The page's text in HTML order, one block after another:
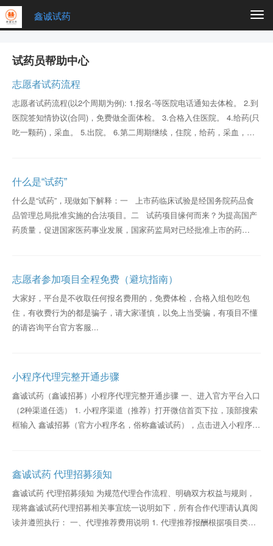
鑫诚试药
试药员帮助中心
志愿者试药流程
志愿者试药流程(以2个周期为例): 1.报名-等医院电话通知去体检。 2.到
医院签知情协议(合同)，免费做全面体检。 3.合格入住医院。 4.给药(只
吃一颗药)，采血。 5.出院。 6.第二周期继续，住院，给药，采血，
什么是“试药”
什么是“试药”，现做如下解释：一 上市药临床试验是经国务院药品食
品管理总局批准实施的合法项目。二 试药项目缘何而来？为提高国产
药质量，促进国家医药事业发展，国家药监局对已经批准上市的药
志愿者参加项目全程免费（避坑指南）
大家好，平台是不收取任何报名费用的，免费体检，合格入组包吃包
住，有收费行为的都是骗子，请大家谨慎，以免上当受骗，有项目不懂
的请咨询平台官方客服...
小程序代理完整开通步骤
鑫诚试药（鑫诚招募）小程序代理完整开通步骤 一、进入官方平台入口
（2种渠道任选） 1. 小程序渠道（推荐）打开微信首页下拉，顶部搜索
框输入 鑫诚招募（官方小程序名，俗称鑫诚试药），点击进入小程序。
鑫诚试药 代理招募须知
鑫诚试药 代理招募须知 为规范代理合作流程、明确双方权益与规则，
现将鑫诚试药代理招募相关事宜统一说明如下，所有合作代理请认真阅
读并遵照执行： 一、代理推荐费用说明 1. 代理推荐报酬根据项目类型